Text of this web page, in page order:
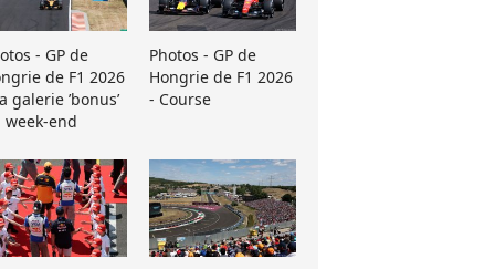
- GP de
de F1 2026
galerie ’bonus’
week-end
Photos - GP de
Hongrie de F1 2026
- Course